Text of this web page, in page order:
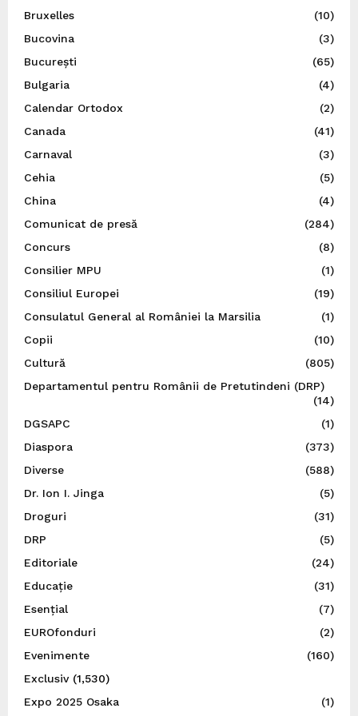
Bruxelles
(10)
Bucovina
(3)
București
(65)
Bulgaria
(4)
Calendar Ortodox
(2)
Canada
(41)
Carnaval
(3)
Cehia
(5)
China
(4)
Comunicat de presă
(284)
Concurs
(8)
Consilier MPU
(1)
Consiliul Europei
(19)
Consulatul General al României la Marsilia
(1)
Copii
(10)
Cultură
(805)
Departamentul pentru Românii de Pretutindeni (DRP)
(14)
DGSAPC
(1)
Diaspora
(373)
Diverse
(588)
Dr. Ion I. Jinga
(5)
Droguri
(31)
DRP
(5)
Editoriale
(24)
Educație
(31)
Esențial
(7)
EUROfonduri
(2)
Evenimente
(160)
Exclusiv(1,530)
Expo 2025 Osaka
(1)